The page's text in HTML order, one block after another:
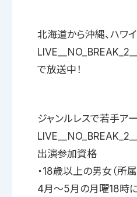
北海道から沖縄、ハワ
で放送中！
ジャンルレスで若手ア
出演参加資格
・18歳以上の男女（所
4月〜5月の月曜18時